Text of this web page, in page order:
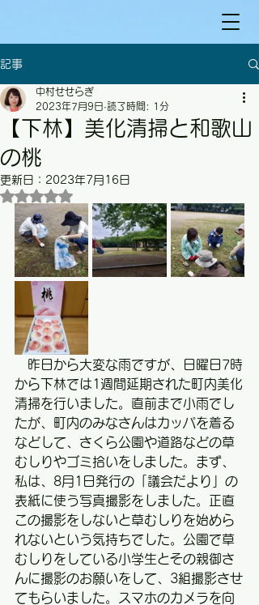
記事
【下林】美化清掃と和歌山
の桃
中村せせらぎ
2023年7月9日 読了時間: 1分
更新日： 2023年7月16日
5つ星のうちNaNと評価されています。
昨日から大変な雨ですが、日曜日7時
から下林では1週間延期された町内美化
清掃を行いました。直前まで小雨でし
たが、町内のみなさんはカッパを着る
などして、さくら公園や道路などの草
むしりやゴミ拾いをしました。まず、
私は、8月1日発行の「議会だより」の
表紙に使う写真撮影をしました。正直
この撮影をしないと草むしりを始めら
れないという気持ちでした。公園で草
むしりをしている小学生とその親御さ
んに撮影のお願いをして、3組撮影させ
てもらいました。スマホのカメラを向